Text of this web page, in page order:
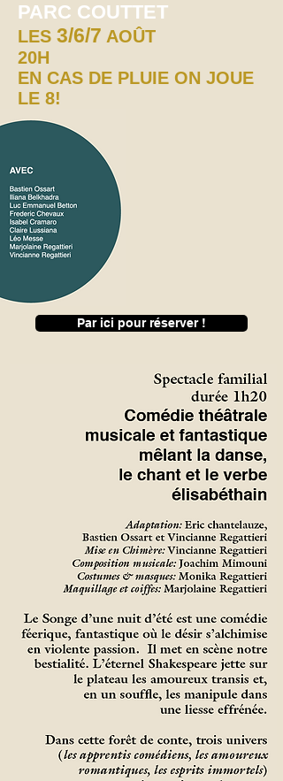
PARC COUTTET
LES 3/6/7 AOÛT
20H
EN CAS DE PLUIE ON JOUE
LE 8!
Par ici pour réserver !